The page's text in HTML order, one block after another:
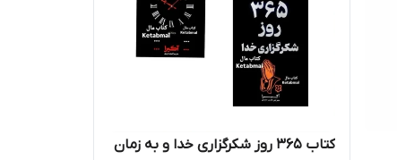
کتاب 365 روز شکرگزاری خدا و به زمان